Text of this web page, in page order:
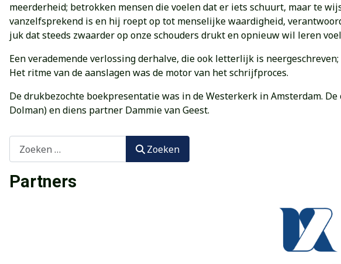
meerderheid; betrokken mensen die voelen dat er iets schuurt, maar te
vanzelfsprekend is en hij roept op tot menselijke waardigheid,
juk dat steeds zwaarder op onze schouders drukt en opnieuw wil leren
Een verademende verlossing derhalve, die ook letterlijk is
Het ritme van de aanslagen was de motor van het schrijfproces.
De drukbezochte boekpresentatie was in de Westerkerk in Amsterdam.
Dolman) en diens partner Dammie van Geest.
Zoeken
Partners